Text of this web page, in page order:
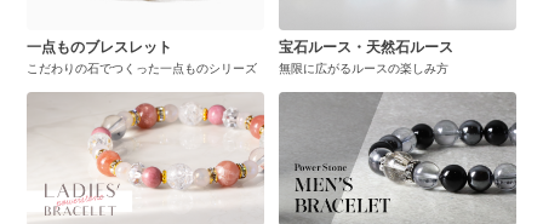
一点ものブレスレット
こだわりの石でつくった一点ものシリーズ
宝石ルース・天然石ルース
無限に広がるルースの楽しみ方